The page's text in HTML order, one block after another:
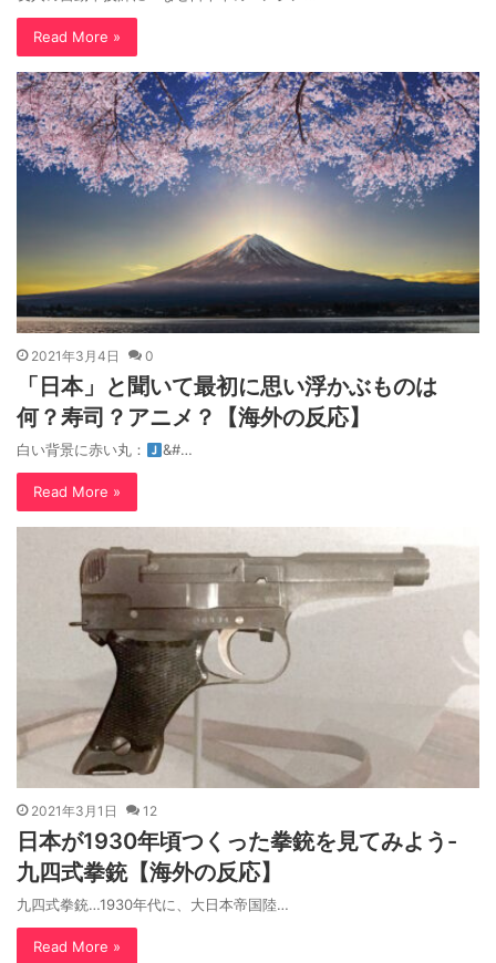
Read More »
2021年3月4日 0
「日本」と聞いて最初に思い浮かぶものは
何？寿司？アニメ？【海外の反応】
白い背景に赤い丸： &#…
Read More »
2021年3月1日 12
日本が1930年頃つくった拳銃を見てみよう-
九四式拳銃【海外の反応】
九四式拳銃…1930年代に、大日本帝国陸…
Read More »